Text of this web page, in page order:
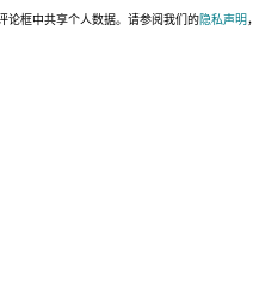
论框中共享个人数据。请参阅我们的隐私声明